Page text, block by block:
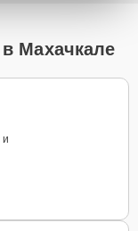
Махачкале
и